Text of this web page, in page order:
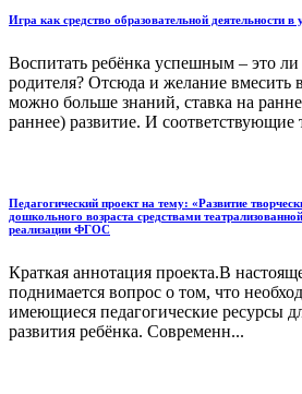
Игра как средство образовательной деятельности
Воспитать ребёнка успешным – это
родителя? Отсюда и желание вмесить
можно больше знаний, ставка на
раннее) развитие. И соответствующие
Педагогический проект на тему: «Развитие
дошкольного возраста средствами
реализации ФГОС
Краткая аннотация проекта.В
поднимается вопрос о том, что
имеющиеся педагогические ресурсы
развития ребёнка. Современн...